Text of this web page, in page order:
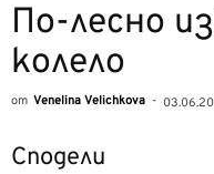
По-лесно
колело
от Venelina Velichkova -
Сподели